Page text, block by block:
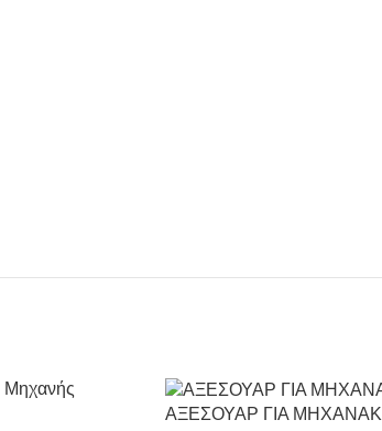
ΑΞΕΣΟΥΑΡ ΓΙΑ